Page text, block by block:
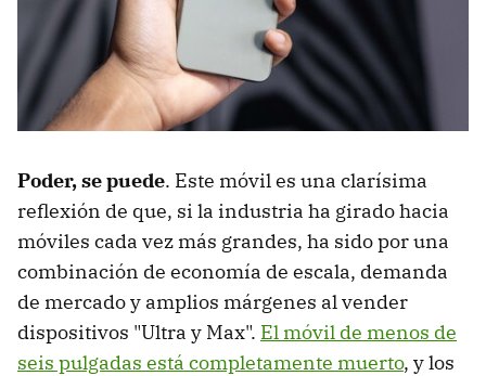
Poder, se puede. Este móvil es una clarísima
reflexión de que, si la industria ha girado hacia
móviles cada vez más grandes, ha sido por una
combinación de economía de escala, demanda
de mercado y amplios márgenes al vender
dispositivos "Ultra y Max". El móvil de menos de
seis pulgadas está completamente muerto, y los